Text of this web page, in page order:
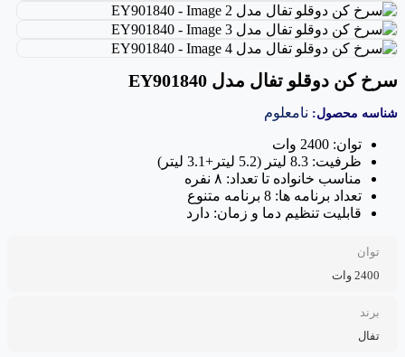
سرخ کن دوقلو تفال مدل EY901840
شناسه محصول: نامعلوم
توان: 2400 وات
ظرفیت: 8.3 لیتر (5.2 لیتر+3.1 لیتر)
مناسب خانواده تا تعداد: ۸ نفره
تعداد برنامه ها: 8 برنامه متنوع
قابلیت تنظیم دما و زمان: دارد
توان
2400 وات
برند
تفال